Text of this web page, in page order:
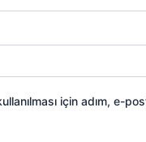
için adım, e-